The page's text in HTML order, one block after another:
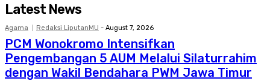
Latest News
Agama Redaksi LiputanMU - August 7, 2026
PCM Wonokromo Intensifkan
Pengembangan 5 AUM Melalui Silaturrahim
dengan Wakil Bendahara PWM Jawa Timur